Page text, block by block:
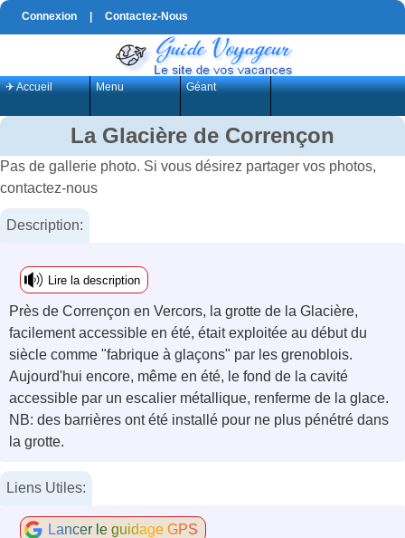
Connexion Contactez-Nous
✈ Accueil Menu Géant
La Glacière de Corrençon
Pas de gallerie photo. Si vous désirez partager vos photos,
contactez-nous
Description:
Lire la description
Près de Corrençon en Vercors, la grotte de la Glacière,
facilement accessible en été, était exploitée au début du
siècle comme "fabrique à glaçons" par les grenoblois.
Aujourd'hui encore, même en été, le fond de la cavité
accessible par un escalier métallique, renferme de la glace.
NB: des barrières ont été installé pour ne plus pénétré dans
la grotte.
Liens Utiles:
Lancer le guidage GPS